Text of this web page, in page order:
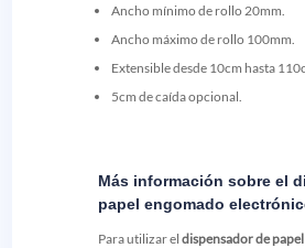
Ancho mínimo de rollo 20mm.
Ancho máximo de rollo 100mm.
Extensible desde 10cm hasta
5cm de caída opcional.
Más información sobre el
papel engomado
Para utilizar el dispensador de